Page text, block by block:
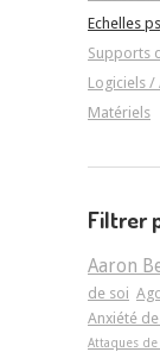
Echelles
Supports
Logiciels /
Matériels
Filtrer
Aaron
de soi
Anxiété
Attaques